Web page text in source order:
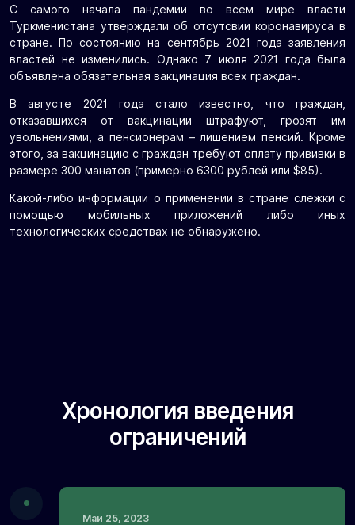
С самого начала пандемии во всем мире власти
Туркменистана утверждали об отсутсвии коронавируса в
стране. По состоянию на сентябрь 2021 года заявления
властей не изменились. Однако 7 июля 2021 года была
объявлена обязательная вакцинация всех граждан.
В августе 2021 года стало известно, что граждан,
отказавшихся от вакцинации штрафуют, грозят им
увольнениями, а пенсионерам – лишением пенсий. Кроме
этого, за вакцинацию с граждан требуют оплату прививки в
размере 300 манатов (примерно 6300 рублей или $85).
Какой-либо информации о применении в стране слежки с
помощью мобильных приложений либо иных
технологических средствах не обнаружено.
Хронология введения
ограничений
Май 25, 2023